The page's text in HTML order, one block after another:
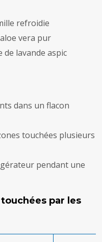
refroidie
vera pur
de lavande aspic
dans un flacon
touchées plusieurs
pendant une
par les